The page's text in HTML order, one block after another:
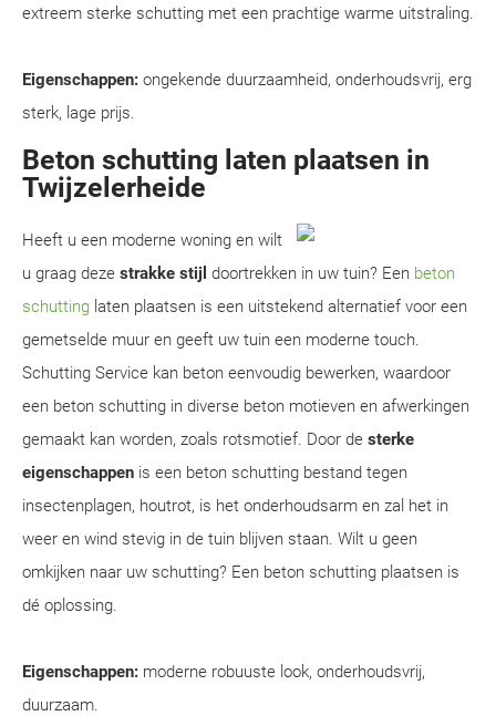
extreem sterke schutting met een prachtige warme uitstraling.
Eigenschappen: ongekende duurzaamheid, onderhoudsvrij, erg
sterk, lage prijs.
Beton schutting laten plaatsen in
Twijzelerheide
Heeft u een moderne woning en wilt
u graag deze strakke stijl doortrekken in uw tuin? Een beton
schutting laten plaatsen is een uitstekend alternatief voor een
gemetselde muur en geeft uw tuin een moderne touch.
Schutting Service kan beton eenvoudig bewerken, waardoor
een beton schutting in diverse beton motieven en afwerkingen
gemaakt kan worden, zoals rotsmotief. Door de sterke
eigenschappen is een beton schutting bestand tegen
insectenplagen, houtrot, is het onderhoudsarm en zal het in
weer en wind stevig in de tuin blijven staan. Wilt u geen
omkijken naar uw schutting? Een beton schutting plaatsen is
dé oplossing.
Eigenschappen: moderne robuuste look, onderhoudsvrij,
duurzaam.